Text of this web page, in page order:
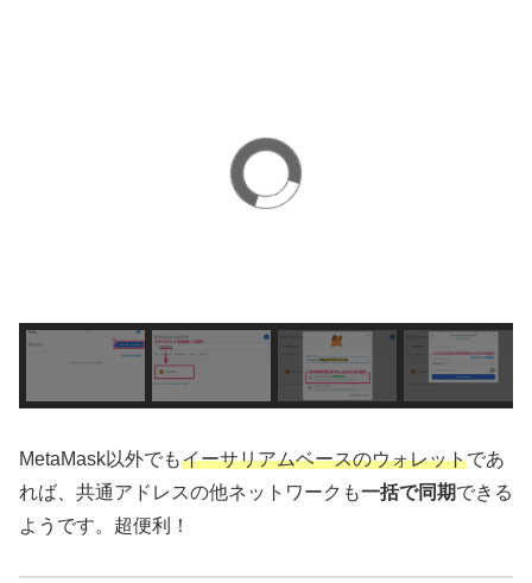
MetaMask以外でもイーサリアムベースのウォレットであ
れば、共通アドレスの他ネットワークも一括で同期できる
ようです。超便利！